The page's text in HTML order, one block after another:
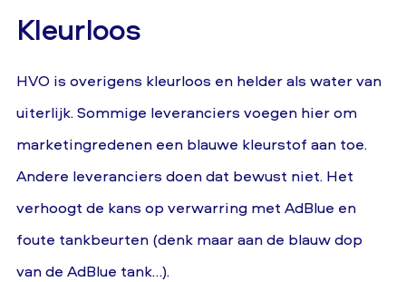
Kleurloos
HVO is overigens kleurloos en helder als water van
uiterlijk. Sommige leveranciers voegen hier om
marketingredenen een blauwe kleurstof aan toe.
Andere leveranciers doen dat bewust niet. Het
verhoogt de kans op verwarring met AdBlue en
foute tankbeurten (denk maar aan de blauw dop
van de AdBlue tank…).